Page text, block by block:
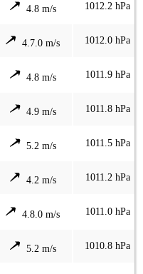
4.8 m/s 1012.2 hPa
4.7.0 m/s 1012.0 hPa
4.8 m/s 1011.9 hPa
4.9 m/s 1011.8 hPa
5.2 m/s 1011.5 hPa
4.2 m/s 1011.2 hPa
4.8.0 m/s 1011.0 hPa
5.2 m/s 1010.8 hPa